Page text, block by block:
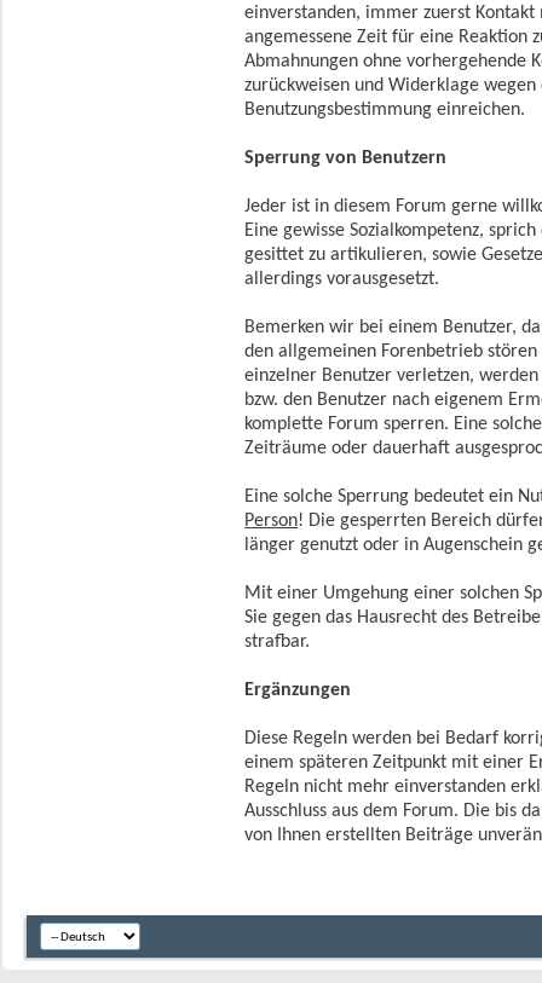
einverstanden, immer zuerst
angemessene Zeit für eine Reaktion
Abmahnungen ohne vorhergehende
zurückweisen und Widerklage wegen
Benutzungsbestimmung einreichen.
Sperrung von Benutzern
Jeder ist in diesem Forum gerne
Eine gewisse Sozialkompetenz,
gesittet zu artikulieren, sowie
allerdings vorausgesetzt.
Bemerken wir bei einem Benutzer,
den allgemeinen Forenbetrieb
einzelner Benutzer verletzen,
bzw. den Benutzer nach eigenem
komplette Forum sperren. Eine
Zeiträume oder dauerhaft
Eine solche Sperrung bedeutet ein
Person! Die gesperrten Bereich
länger genutzt oder in Augenschein
Mit einer Umgehung einer solchen
Sie gegen das Hausrecht des
strafbar.
Ergänzungen
Diese Regeln werden bei Bedarf
einem späteren Zeitpunkt mit einer
Regeln nicht mehr einverstanden
Ausschluss aus dem Forum. Die bis
von Ihnen erstellten Beiträge